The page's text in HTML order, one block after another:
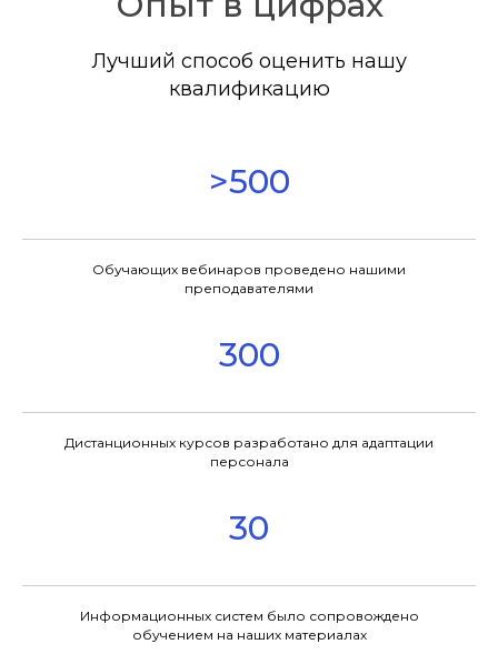
Лучший способ оценить нашу
квалификацию
>500
Обучающих вебинаров проведено нашими
преподавателями
300
Дистанционных курсов разработано для адаптации
персонала
30
Информационных систем было сопровождено
обучением на наших материалах